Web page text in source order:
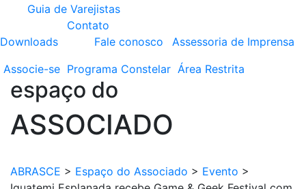
Guia de Varejistas
Downloads
Contato
Fale conosco
Assessoria de Imprensa
Associe-se Programa Constelar Área Restrita
espaço do
ASSOCIADO
ABRASCE > Espaço do Associado > Evento >